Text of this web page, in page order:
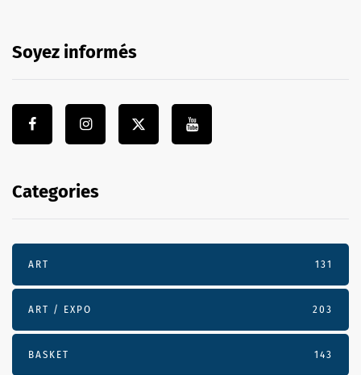
Soyez informés
Categories
ART 131
ART / EXPO 203
BASKET 143